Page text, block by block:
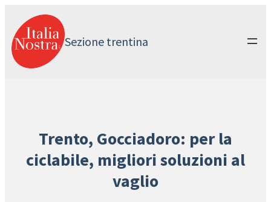
contenuto
Sezione trentina
Trento, Gocciadoro: per la
ciclabile, migliori soluzioni al
vaglio